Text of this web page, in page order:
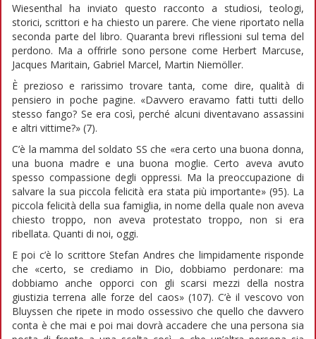
Wiesenthal ha inviato questo racconto a studiosi, teologi,
storici, scrittori e ha chiesto un parere. Che viene riportato nella
seconda parte del libro. Quaranta brevi riflessioni sul tema del
perdono. Ma a offrirle sono persone come Herbert Marcuse,
Jacques Maritain, Gabriel Marcel, Martin Niemöller.
È prezioso e rarissimo trovare tanta, come dire, qualità di
pensiero in poche pagine. «Davvero eravamo fatti tutti dello
stesso fango? Se era così, perché alcuni diventavano assassini
e altri vittime?» (7).
C’è la mamma del soldato SS che «era certo una buona donna,
una buona madre e una buona moglie. Certo aveva avuto
spesso compassione degli oppressi. Ma la preoccupazione di
salvare la sua piccola felicità era stata più importante» (95). La
piccola felicità della sua famiglia, in nome della quale non aveva
chiesto troppo, non aveva protestato troppo, non si era
ribellata. Quanti di noi, oggi.
E poi c’è lo scrittore Stefan Andres che limpidamente risponde
che «certo, se crediamo in Dio, dobbiamo perdonare: ma
dobbiamo anche opporci con gli scarsi mezzi della nostra
giustizia terrena alle forze del caos» (107). C’è il vescovo von
Bluyssen che ripete in modo ossessivo che quello che davvero
conta è che mai e poi mai dovrà accadere che una persona sia